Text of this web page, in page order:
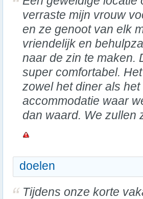
verraste mijn vrouw
en ze genoot van elk
vriendelijk en
naar de zin te maken.
super comfortabel.
zowel het diner als
accommodatie waar
dan waard. We zullen
doelen
Tijdens onze korte